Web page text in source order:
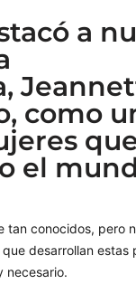
a
como
el
tan conocidos, pero
desarrollan
necesario.